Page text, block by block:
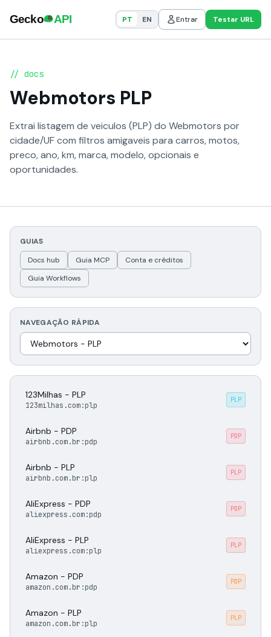
PT EN Entrar Testar URL
// docs
Webmotors PLP
Extrai listagem de veiculos (PLP) do Webmotors por
cidade/UF com filtros amigaveis para carros, motos,
preco, ano, km, marca, modelo, opcionais e
oportunidades.
GUIAS
Docs hub
Guia MCP
Conta e créditos
Guia Workflows
NAVEGAÇÃO RÁPIDA
123Milhas - PLP
123milhas.com:plp
PLP
Airbnb - PDP
airbnb.com.br:pdp
PDP
Airbnb - PLP
airbnb.com.br:plp
PLP
AliExpress - PDP
aliexpress.com:pdp
PDP
AliExpress - PLP
aliexpress.com:plp
PLP
Amazon - PDP
amazon.com.br:pdp
PDP
Amazon - PLP
amazon.com.br:plp
PLP